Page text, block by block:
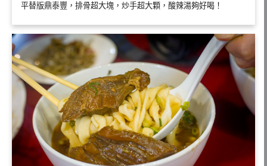
平替版鼎泰豐，排骨超大塊，炒手超大顆，酸辣湯夠好喝！